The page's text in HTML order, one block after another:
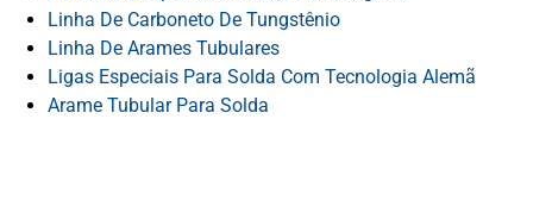
Linha De Carboneto De Tungstênio
Linha De Arames Tubulares
Ligas Especiais Para Solda Com Tecnologia Alemã
Arame Tubular Para Solda